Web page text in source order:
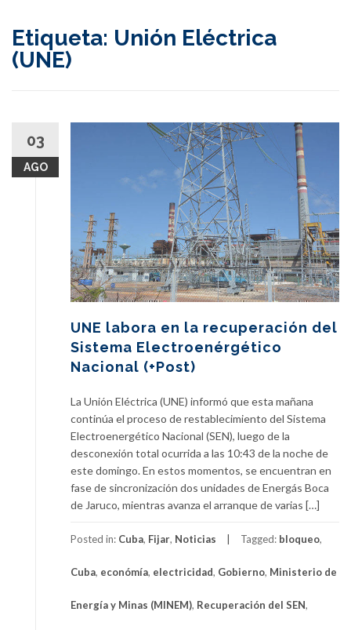
Etiqueta: Unión Eléctrica
(UNE)
03
AGO
UNE labora en la recuperación del
Sistema Electroenérgético
Nacional (+Post)
La Unión Eléctrica (UNE) informó que esta mañana
continúa el proceso de restablecimiento del Sistema
Electroenergético Nacional (SEN), luego de la
desconexión total ocurrida a las 10:43 de la noche de
este domingo. En estos momentos, se encuentran en
fase de sincronización dos unidades de Energás Boca
de Jaruco, mientras avanza el arranque de varias […]
Posted in: Cuba, Fijar, Noticias Tagged: bloqueo,
Cuba, económía, electricidad, Gobierno, Ministerio de
Energía y Minas (MINEM), Recuperación del SEN,